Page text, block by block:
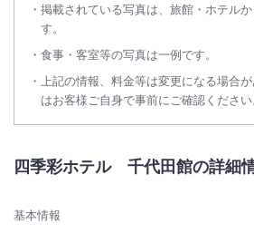
掲載されている写真は、旅館・ホテル
す。
食事・客室等の写真は一例です。
上記の情報、料金等は変更になる場合
はお客様ご自身で事前にご確認ください
四季彩ホテル 千代田館の詳細
基本情報